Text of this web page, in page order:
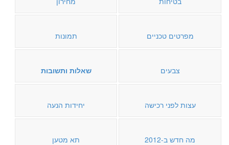
מפרטים טכניים תמונות
צבעים שאלות ותשובות
עצות לפני רכישה יחידות הנעה
מה חדש ב-2012 תא מטען